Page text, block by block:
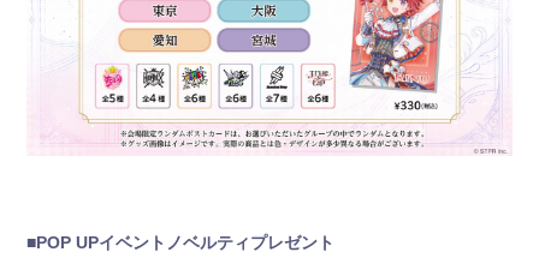
■POP UPイベントノベルティプレゼント